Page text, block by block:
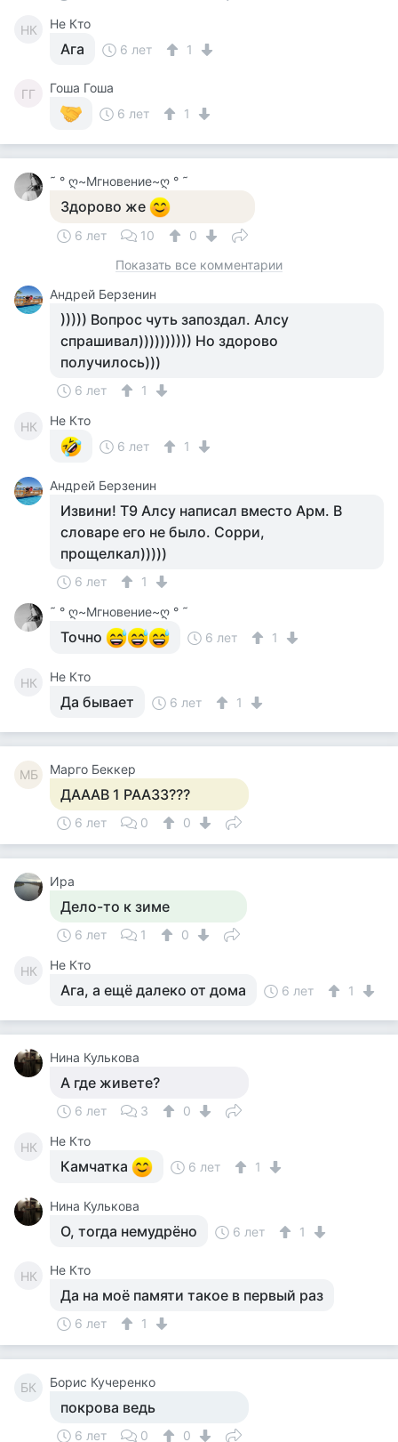
НК Не Кто
Ага 6 лет 1
ГГ
Гоша Гоша
6 лет
1
˜ ° ღ~Мгновение~ღ ° ˜
Здорово же
6 лет 10
0
Показать все комментарии
Андрей Берзенин
))))) Вопрос чуть запоздал. Алсу
спрашивал)))))))))) Но здорово
получилось)))
6 лет 1
НК
Не Кто
6 лет
1
Андрей Берзенин
Извини! Т9 Алсу написал вместо Арм. В
словаре его не было. Сорри,
прощелкал)))))
6 лет
1
˜ ° ღ~Мгновение~ღ ° ˜
Точно 6 лет 1
НК Не Кто
Да бывает 6 лет 1
MБ Mарго Беккер
ДАААВ 1 РААЗЗ???
6 лет 0 0
Ира
Дело-то к зиме
6 лет 1 0
НК Не Кто
Ага, а ещё далеко от дома 6 лет 1
Нина Кулькова
А где живете?
6 лет 3 0
НК Не Кто
Камчатка 6 лет 1
Нина Кулькова
О, тогда немудрёно 6 лет 1
НК Не Кто
Да на моё памяти такое в первый раз
6 лет 1
БК Борис Кучеренко
покрова ведь
6 лет 0 0